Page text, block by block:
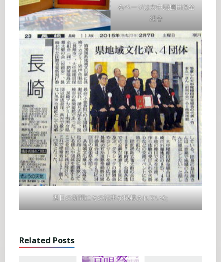
右ページは大中尾棚田保全
組合
翌日の新聞にその記事が掲載されていた
Related Posts